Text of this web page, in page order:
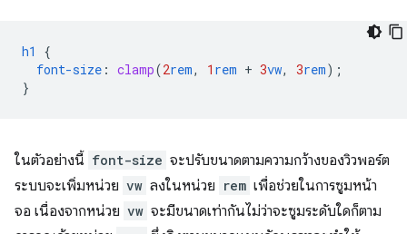
h1
{
font-size : clamp(2rem, 1 rem + 3vw, 3rem);
}
ในตัวอย่างนี้ font-size จะปรับขนาดตามความกว้างของวิวพอร์ต
ระบบจะเพิ่มหน่วย vw ลงในหน่วย rem เพื่อช่วยในการซูมหน้า
จอ เนื่องจากหน่วย vw จะมีขนาดเท่ากันไม่ว่าจะซูมระดับใดก็ตาม